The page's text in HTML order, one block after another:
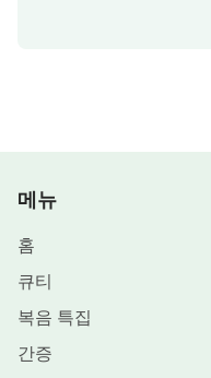
메뉴
홈
큐티
복음 특집
간증